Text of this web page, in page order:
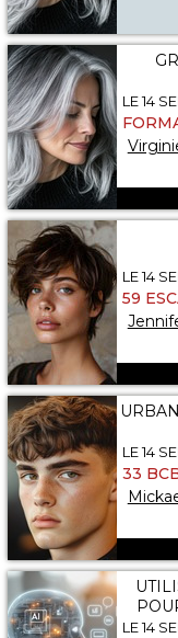
LE 14
LE 14
59
LE 14
33
LE 14